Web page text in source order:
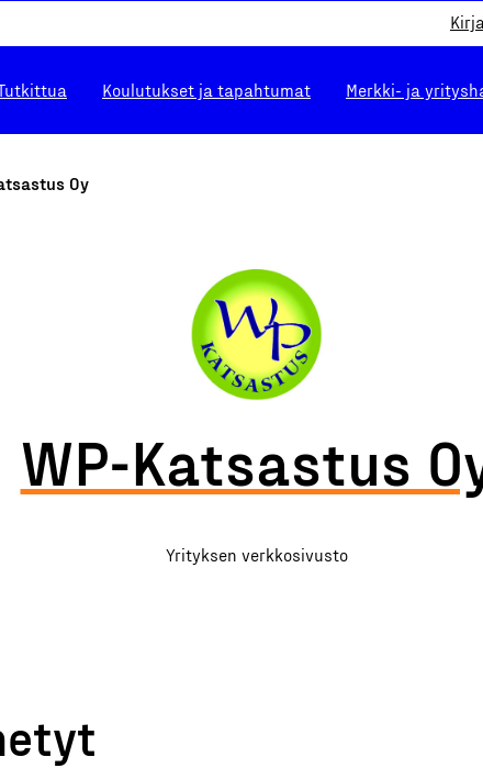
Koulutukset ja tapahtumat Merkki- ja
Oy
WP-Katsastus
Yrityksen verkkosivusto